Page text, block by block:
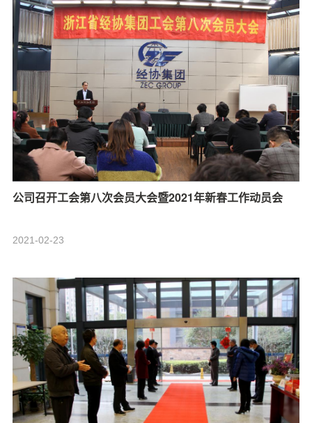
公司召开工会第八次会员大会暨2021年新春工作动员会
2021-02-23